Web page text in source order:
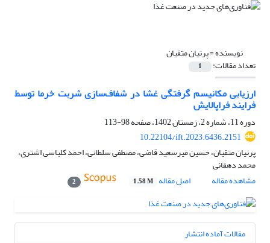
نویسنده =پرنیان متقیان
تعداد مقالات: 1
ارزیابی مکانیسم گرفتگی غشا در شفاف‌سازی شربت خرما توسط
فرایند فراپالایش
دوره 11، شماره 2، زمستان 1402، صفحه
98-113
10.22104/ift.2023.6436.2151
پرنیان متقیان، حسین میرسعید قاضی، مصطفی سلطانی، احمد کلباسی اشتری،
محمد دهقانی
مشاهده مقاله
اصل مقاله 1.58 M
2
مقالات آماده انتشار